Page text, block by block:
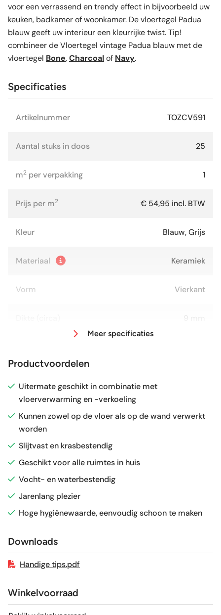
voor een verrassend en trendy effect in bijvoorbeeld uw
keuken, badkamer of woonkamer. De vloertegel Padua
blauw geeft uw interieur een kleurrijke twist. Tip!
combineer de Vloertegel vintage Padua blauw met de
vloertegel Bone,Charcoalof Navy.
Specificaties
Artikelnummer TOZCV591
Aantal stuks in doos 25
m2 per verpakking 1
Prijs per m2 € 54,95 incl. BTW
Kleur Blauw, Grijs
Materiaal Keramiek
Vorm Vierkant
Antislipwaarde R9
Glans / Mat
Gerectificeerd
Vorstbestendig
Sortering
Craquelé Nee
Geschikt voor vloerverwarming
Meer specificaties
Productvoordelen
Uitermate geschikt in combinatie met
vloerverwarming en -verkoeling
Kunnen zowel op de vloer als op de wand verwerkt
worden
Slijtvast en krasbestendig
Geschikt voor alle ruimtes in huis
Vocht- en waterbestendig
Jarenlang plezier
Hoge hygiënewaarde, eenvoudig schoon te maken
Downloads
Handige tips.pdf
Winkelvoorraad